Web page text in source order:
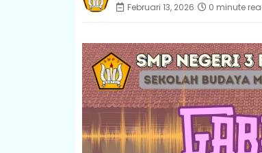
Februari 13, 2026
0 minute